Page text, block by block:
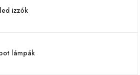
izzók
lámpák